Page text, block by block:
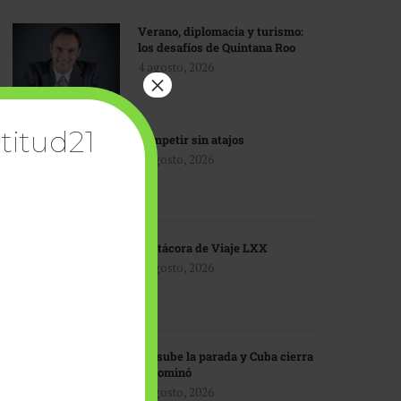
Verano, diplomacia y turismo:
los desafíos de Quintana Roo
4 agosto, 2026
Competir sin atajos
4 agosto, 2026
Bitácora de Viaje LXX
3 agosto, 2026
EU sube la parada y Cuba cierra
el dominó
3 agosto, 2026
×